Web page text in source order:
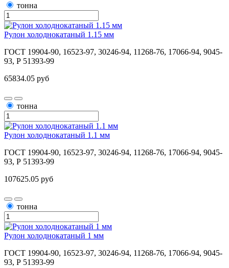
тонна
Рулон холоднокатаный 1.15 мм
ГОСТ 19904-90, 16523-97, 30246-94, 11268-76, 17066-94, 9045-
93, Р 51393-99
65834.05 руб
тонна
Рулон холоднокатаный 1.1 мм
ГОСТ 19904-90, 16523-97, 30246-94, 11268-76, 17066-94, 9045-
93, Р 51393-99
107625.05 руб
тонна
Рулон холоднокатаный 1 мм
ГОСТ 19904-90, 16523-97, 30246-94, 11268-76, 17066-94, 9045-
93, Р 51393-99